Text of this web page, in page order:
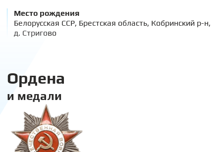
Место рождения
Белорусская ССР, Брестская область, Кобринский р-н,
д. Стригово
Ордена
и медали